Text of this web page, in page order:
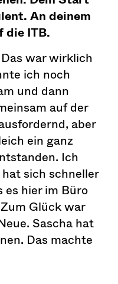
An deinem
die ITB.
war wirklich
ich noch
und dann
auf der
aber
ein ganz
Ich
sich schneller
es hier im Büro
Glück war
Sascha hat
Das machte